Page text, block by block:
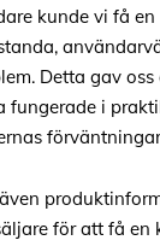
kunde vi få
Detta gav
fungerade i
för att få en